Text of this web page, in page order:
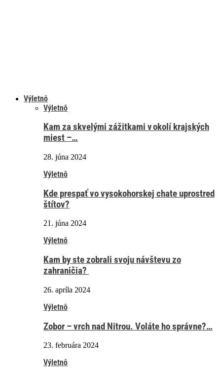
Výletnô
Výletnô
Kam za skvelými zážitkami v okolí krajských
miest –…
28. júna 2024
Výletnô
Kde prespať vo vysokohorskej chate uprostred
štítov?
21. júna 2024
Výletnô
Kam by ste zobrali svoju návštevu zo
zahraničia?
26. apríla 2024
Výletnô
Zobor – vrch nad Nitrou. Voláte ho správne?…
23. februára 2024
Výletnô